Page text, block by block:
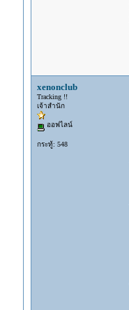
xenonclub
Tracking !!
เจ้าสำนัก
ออฟไลน์
กระทู้: 548